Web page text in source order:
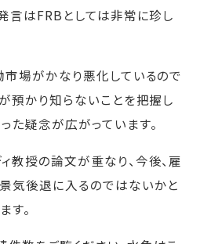
言はFRBとしては非常に珍し
市場がかなり悪化しているので
預かり知らないことを把握し
た疑念が広がっています。
教授の論文が重なり、今後、雇
気後退に入るのではないかと
す。